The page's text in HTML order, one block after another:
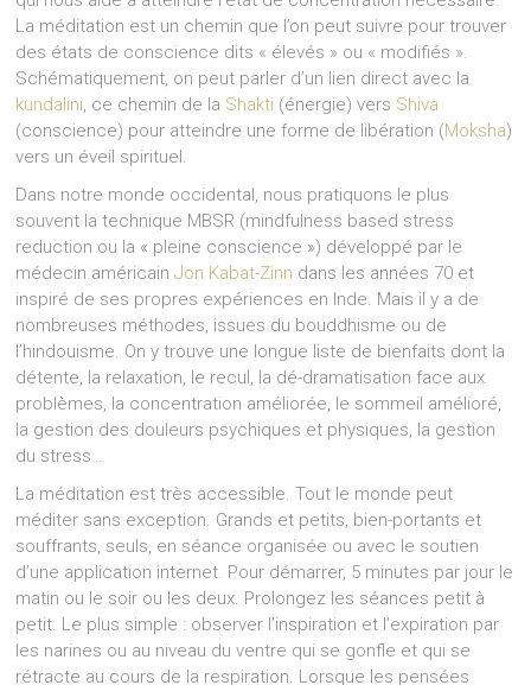
La méditation est un chemin que l’on peut suivre pour trouver
des états de conscience dits « élevés » ou « modifiés ».
Schématiquement, on peut parler d’un lien direct avec la
kundalini, ce chemin de la Shakti (énergie) vers Shiva
(conscience) pour atteindre une forme de libération (Moksha)
vers un éveil spirituel.
Dans notre monde occidental, nous pratiquons le plus
souvent la technique MBSR (mindfulness based stress
reduction ou la « pleine conscience ») développé par le
médecin américainJon Kabat-Zinn dans les années 70 et
inspiré de ses propres expériences en Inde. Mais il y a de
nombreuses méthodes, issues du bouddhisme ou de
l’hindouisme. On y trouve une longue liste de bienfaits dont la
détente, la relaxation, le recul, la dé-dramatisation face aux
problèmes, la concentration améliorée, le sommeil amélioré,
la gestion des douleurs psychiques et physiques, la gestion
du stress…
La méditation est très accessible. Tout le monde peut
méditer sans exception. Grands et petits, bien-portants et
souffrants, seuls, en séance organisée ou avec le soutien
d’une application internet. Pour démarrer, 5 minutes par jour le
matin ou le soir ou les deux. Prolongez les séances petit à
petit. Le plus simple : observer l’inspiration et l’expiration par
les narines ou au niveau du ventre qui se gonfle et qui se
rétracte au cours de la respiration. Lorsque les pensées